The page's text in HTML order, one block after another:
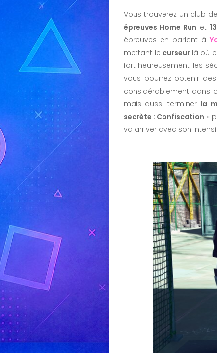
Vous trouverez un club
épreuves Home Run et
épreuves en parlant à
mettant le curseur là où
fort heureusement, les
vous pourrez obtenir des
considérablement dans
mais aussi terminer la
secrète : Confiscation »
va arriver avec son